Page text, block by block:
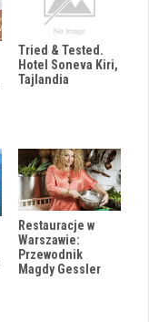
Tried & Tested.
Hotel Soneva Kiri,
Tajlandia
Restauracje w
Warszawie:
Przewodnik
Magdy Gessler